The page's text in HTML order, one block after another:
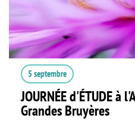
5 septembre
JOURNÉE d'ÉTUDE à
Grandes Bruyères